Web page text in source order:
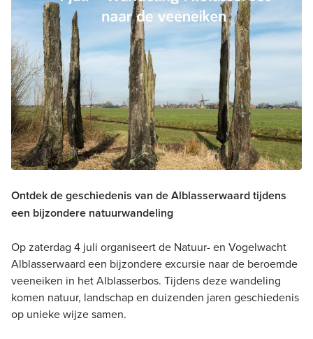
Ontdek de geschiedenis van de Alblasserwaard tijdens
een bijzondere natuurwandeling
Op zaterdag 4 juli organiseert de Natuur- en Vogelwacht
Alblasserwaard een bijzondere excursie naar de beroemde
veeneiken in het Alblasserbos. Tijdens deze wandeling
komen natuur, landschap en duizenden jaren geschiedenis
op unieke wijze samen.